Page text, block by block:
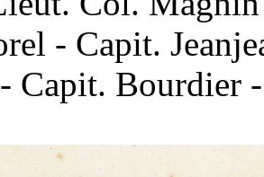
- Capit.
Capit. Bourdier